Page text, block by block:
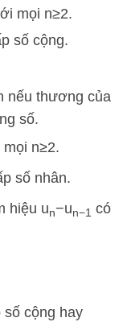
mọi n≥2.
số cộng.
nếu thương của
số.
mọi n≥2.
số nhân.
hiệu un−un−1 có
cộng hay